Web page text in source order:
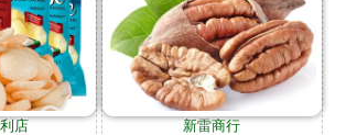
店 新雷商行